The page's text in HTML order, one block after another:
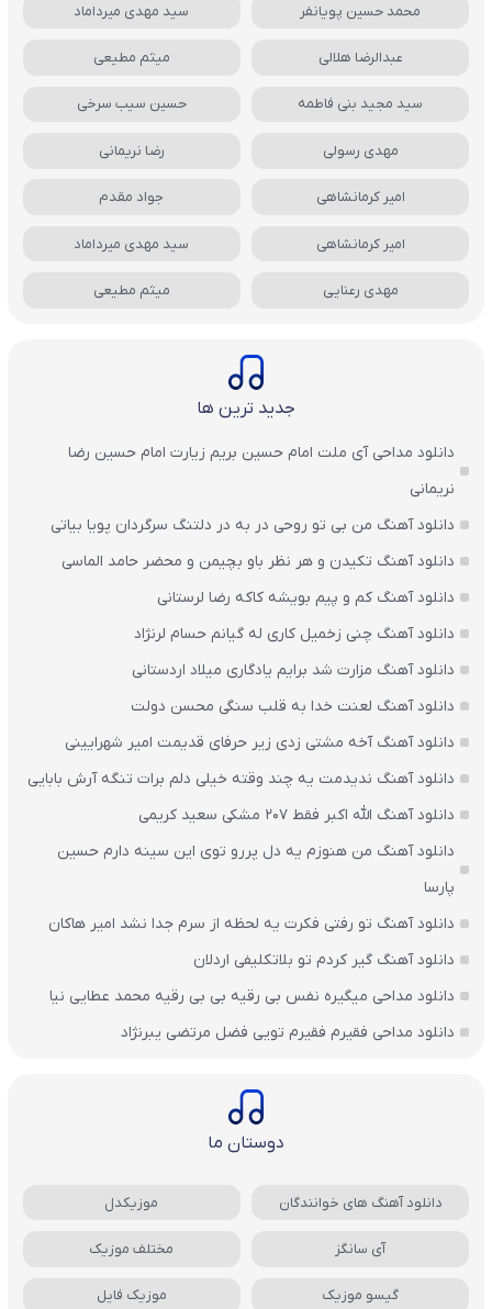
محمد حسین پویانفر سید مهدی میرداماد
عبدالرضا هلالی میثم مطیعی
سید مجید بنی فاطمه حسین سیب سرخی
مهدی رسولی رضا نریمانی
امیر کرمانشاهی جواد مقدم
امیر کرمانشاهی سید مهدی میرداماد
مهدی رعنایی میثم مطیعی
جدید ترین ها
دانلود مداحی آی ملت امام حسین بریم زیارت امام حسین رضا
نریمانی
دانلود آهنگ من بی تو روحی در به در دلتنگ سرگردان پویا بیاتی
دانلود آهنگ تکیدن و هر نظر باو بچیمن و محضر حامد الماسی
دانلود آهنگ کم و پیم بویشه کاکه رضا لرستانی
دانلود آهنگ چنی زخمیل کاری له گیانم حسام لرنژاد
دانلود آهنگ مزارت شد برایم یادگاری میلاد اردستانی
دانلود آهنگ لعنت خدا به قلب سنگی محسن دولت
دانلود آهنگ آخه مشتی زدی زیر حرفای قدیمت امیر شهرایینی
دانلود آهنگ ندیدمت یه چند وقته خیلی دلم برات تنگه آرش بابایی
دانلود آهنگ الله اکبر فقط 207 مشکی سعید کریمی
دانلود آهنگ من هنوزم یه دل پررو توی این سینه دارم حسین
پارسا
دانلود آهنگ تو رفتی فکرت یه لحظه از سرم جدا نشد امیر هاکان
دانلود آهنگ گیر کردم تو بلاتکلیفی اردلان
دانلود مداحی میگیره نفس بی رقیه بی بی رقیه محمد عطایی نیا
دانلود مداحی فقیرم فقیرم تویی فضل مرتضی یبرنژاد
دوستان ما
دانلود آهنگ های خوانندگان موزیکدل
آی سانگز مختلف موزیک
گیسو موزیک موزیک فایل